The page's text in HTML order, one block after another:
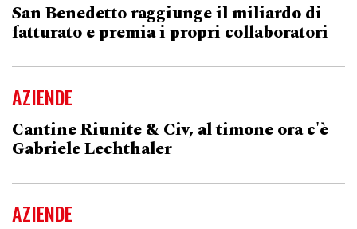
San Benedetto raggiunge il miliardo di
fatturato e premia i propri collaboratori
AZIENDE
Cantine Riunite & Civ, al timone ora c'è
Gabriele Lechthaler
AZIENDE